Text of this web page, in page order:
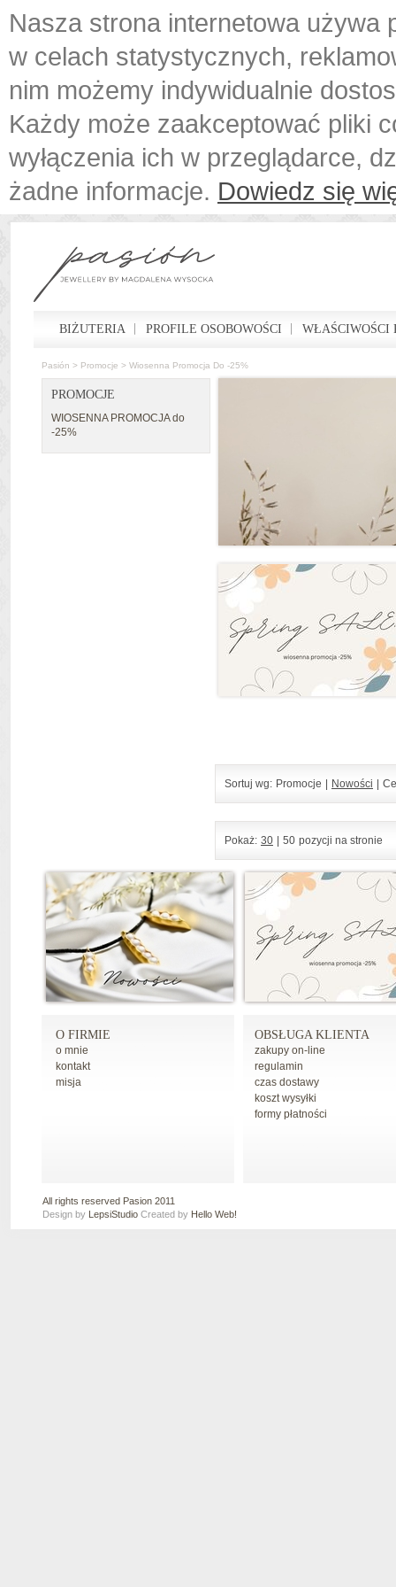
Nasza strona internetowa używa
w celach statystycznych,
nim możemy indywidualnie
Każdy może zaakceptować pliki
wyłączenia ich w przeglądarce,
żadne informacje. Dowiedz się
BIŻUTERIA PROFILE OSOBOWOŚCI WŁAŚCIWOŚCI
Pasión > Promocje > Wiosenna Promocja Do -25%
PROMOCJE
WIOSENNA PROMOCJA do
-25%
Sortuj wg: Promocje Nowości
Pokaż: 30 50 pozycji na stronie
O FIRMIE
o mnie
kontakt
misja
OBSŁUGA KLIENTA
zakupy on-line
regulamin
czas dostawy
koszt wysyłki
formy płatności
All rights reserved Pasion 2011
Design by LepsiStudio Created by Hello Web!